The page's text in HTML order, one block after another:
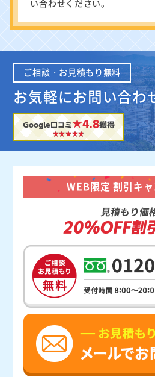
い合わせください。
ご相談・お見積もり無料
お気軽にお問い合わ
Google口コミ★4.8獲得
WEB限定 割引キ
見積もり価
20%OFF割